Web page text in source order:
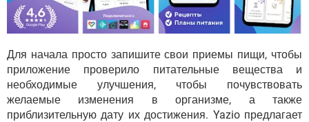
Для начала просто запишите свои приемы пищи, чтобы
приложение проверило питательные вещества и
необходимые улучшения, чтобы почувствовать
желаемые изменения в организме, а также
приблизительную дату их достижения. Yazio предлагает